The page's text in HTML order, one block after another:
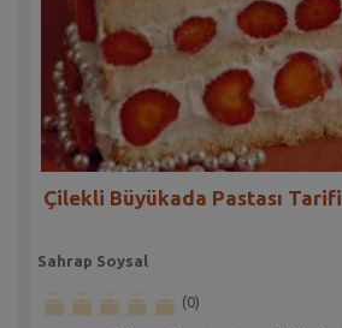
Çilekli Büyükada Pastası Tarifi
Sahrap Soysal
(0)